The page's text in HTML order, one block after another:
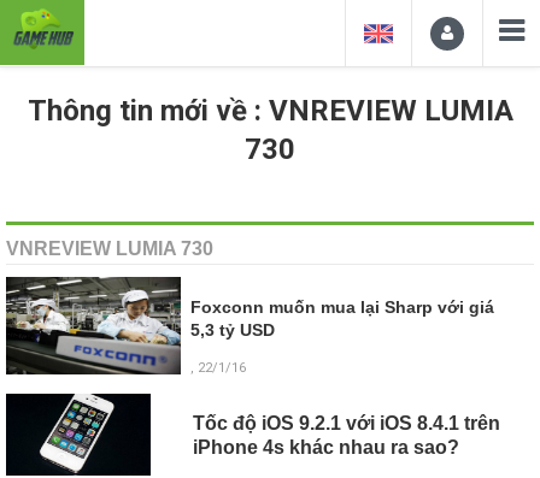
Thông tin mới về : VNREVIEW LUMIA
730
VNREVIEW LUMIA 730
Foxconn muốn mua lại Sharp với giá
5,3 tỷ USD
, 22/1/16
Tốc độ iOS 9.2.1 với iOS 8.4.1 trên
iPhone 4s khác nhau ra sao?